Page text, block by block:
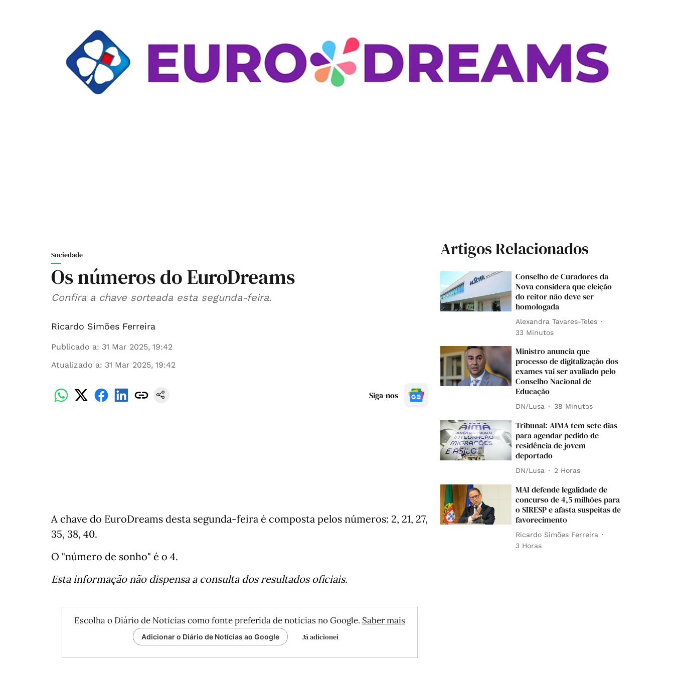
Sociedade
Os números do EuroDreams
Confira a chave sorteada esta segunda-feira.
Ricardo Simões Ferreira
Publicado a: 31 Mar 2025, 19:42
Atualizado a: 31 Mar 2025, 19:42
Siga-nos
A chave do EuroDreams desta segunda-feira é composta pelos números: 2, 21, 27,
35, 38, 40.
O "número de sonho" é o 4.
Esta informação não dispensa a consulta dos resultados oficiais.
Escolha o Diário de Notícias como fonte preferida de notícias no Google. Saber mais
Adicionar o Diário de Notícias ao Google Já adicionei
Artigos Relacionados
Conselho de Curadores da
Nova considera que eleição
do reitor não deve ser
homologada
Alexandra Tavares-Teles
33 Minutos
Ministro anuncia que
processo de digitalização dos
exames vai ser avaliado pelo
Conselho Nacional de
Educação
DN/Lusa 38 Minutos
Tribunal: AIMA tem sete dias
para agendar pedido de
residência de jovem
deportado
DN/Lusa 2 Horas
MAI defende legalidade de
concurso de 4,5 milhões para
o SIRESP e afasta suspeitas de
favorecimento
Ricardo Simões Ferreira
3 Horas